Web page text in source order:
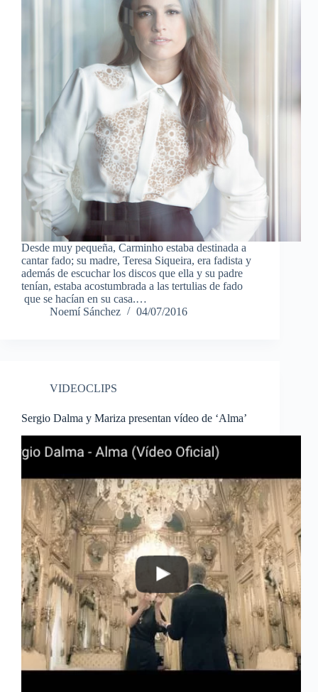
Desde muy pequeña, Carminho estaba destinada a
cantar fado; su madre, Teresa Siqueira, era fadista y
además de escuchar los discos que ella y su padre
tenían, estaba acostumbrada a las tertulias de fado
que se hacían en su casa.…
Noemí Sánchez
04/07/2016
VIDEOCLIPS
Sergio Dalma y Mariza presentan vídeo de ‘Alma’